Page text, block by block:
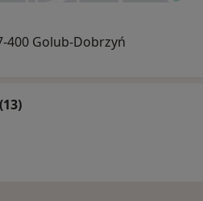
400 Golub-Dobrzyń